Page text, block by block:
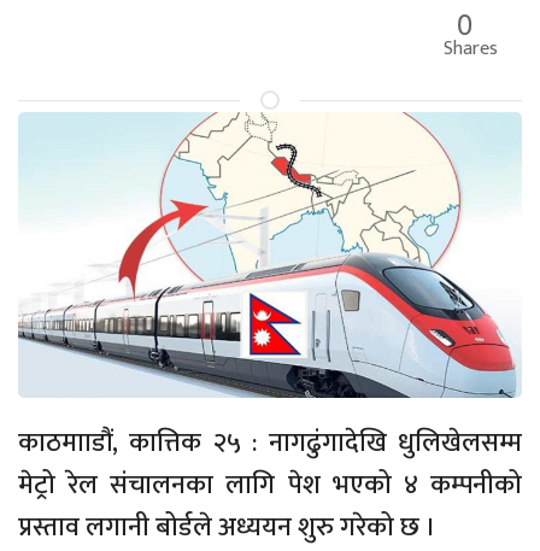
0
Shares
काठमााडौं, कात्तिक २५ : नागढुंगादेखि धुलिखेलसम्म
मेट्रो रेल संचालनका लागि पेश भएको ४ कम्पनीको
प्रस्ताव लगानी बोर्डले अध्ययन शुरु गरेको छ ।